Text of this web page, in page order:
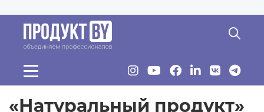
«Натуральный продукт»